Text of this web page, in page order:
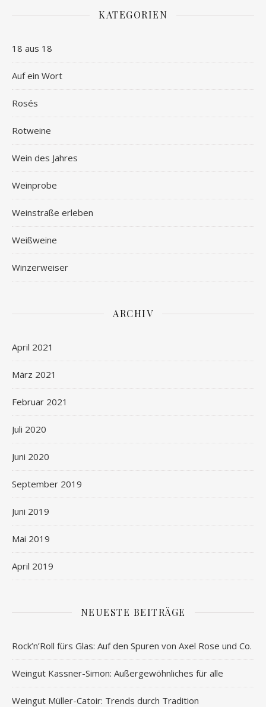
KATEGORIEN
18 aus 18
Auf ein Wort
Rosés
Rotweine
Wein des Jahres
Weinprobe
Weinstraße erleben
Weißweine
Winzerweiser
ARCHIV
April 2021
März 2021
Februar 2021
Juli 2020
Juni 2020
September 2019
Juni 2019
Mai 2019
April 2019
NEUESTE BEITRÄGE
Rock’n’Roll fürs Glas: Auf den Spuren von Axel Rose und Co.
Weingut Kassner-Simon: Außergewöhnliches für alle
Weingut Müller-Catoir: Trends durch Tradition